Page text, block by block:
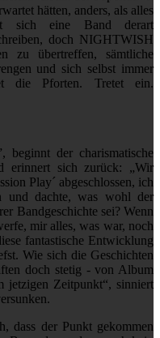
hätten, anders, als alles
sich eine Band derart
doch NIGHTWISH
zu übertreffen, sämtliche
und sich selbst immer
die Pforten. Tretet ein.
beginnt der charismatische
erinnert sich zurück: „Wir
Play´ abgeschlossen, ich
und dachte, was wohl der
Bandgeschichte sei? Wenn
mir alles, was war, noch
fantastische Entwicklung
Wie sich die Geschichten
doch stetig - von Album
jetzigen Zeitpunkt“, sinniert
dass der Punkt gekommen